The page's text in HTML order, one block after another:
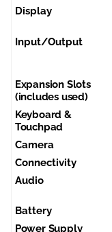
Display
Input/Output
Expansion Slots
(includes used)
Keyboard &
Touchpad
Camera
Connectivity
Audio
Battery
Power Supply